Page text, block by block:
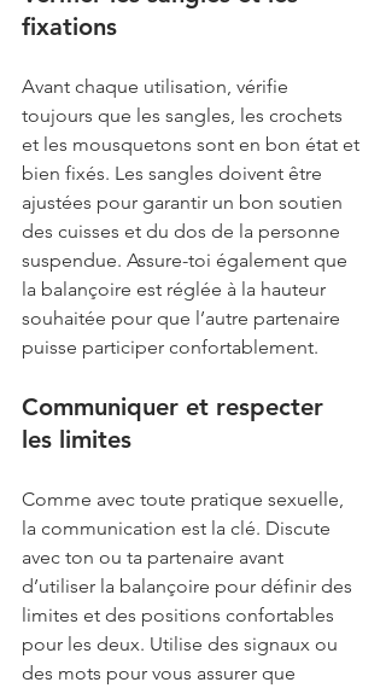
fixations
Avant chaque utilisation, vérifie
toujours que les sangles, les crochets
et les mousquetons sont en bon état et
bien fixés. Les sangles doivent être
ajustées pour garantir un bon soutien
des cuisses et du dos de la personne
suspendue. Assure-toi également que
la balançoire est réglée à la hauteur
souhaitée pour que l’autre partenaire
puisse participer confortablement.
Communiquer et respecter
les limites
Comme avec toute pratique sexuelle,
la communication est la clé. Discute
avec ton ou ta partenaire avant
d’utiliser la balançoire pour définir des
limites et des positions confortables
pour les deux. Utilise des signaux ou
des mots pour vous assurer que